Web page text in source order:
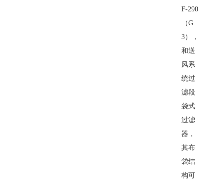
F-290
（G
3），
和送
风系
统过
滤段
袋式
过滤
器，
其布
袋结
构可